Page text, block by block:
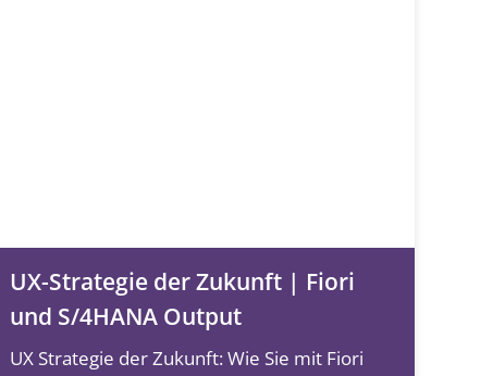
UX-Strategie der Zukunft | Fiori
und S/4HANA Output
UX Strategie der Zukunft: Wie Sie mit Fiori